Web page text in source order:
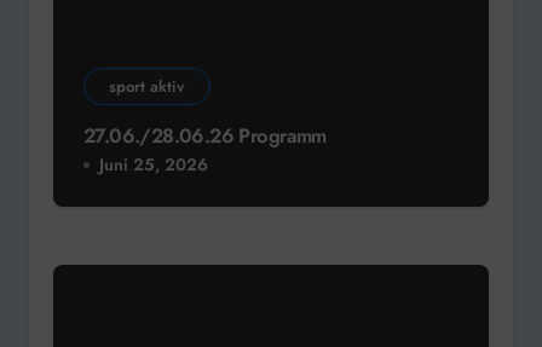
sport aktiv
27.06./28.06.26 Programm
Juni 25, 2026